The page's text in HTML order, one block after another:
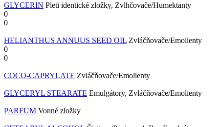
GLYCERIN Pleti identické zložky, Zvlhčovače/Humektanty
0
0
HELIANTHUS ANNUUS SEED OIL Zvláčňovače/Emolienty
0
0
COCO-CAPRYLATE Zvláčňovače/Emolienty
GLYCERYL STEARATE Emulgátory, Zvláčňovače/Emolienty
PARFUM Vonné zložky